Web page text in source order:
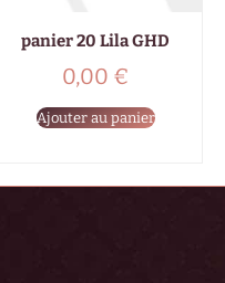
panier 20 Lila GHD
0,00 €
Ajouter au panier